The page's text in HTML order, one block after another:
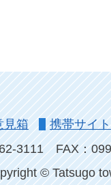
見箱 携帯サイト
3111
FAX：
© Tatsugo